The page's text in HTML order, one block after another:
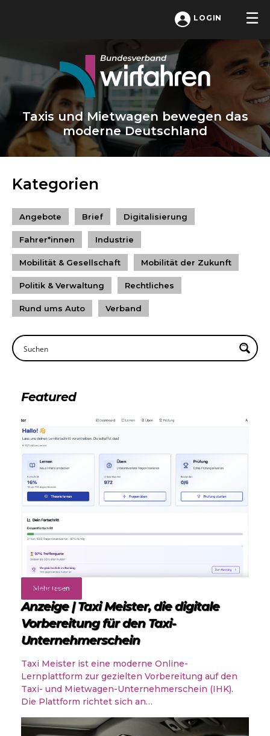
LOGIN
Taxis und Mietwagen bewegen das
moderne Deutschland
Kategorien
Angebote Brief Digitalisierung
Fahrer*innen Industrie
Mobilität & Gesellschaft Mobilität der Zukunft
Politik & Verwaltung Rechtliches
Rund ums Auto Verband
Featured
Mehr lesen
Angebote
Anzeige | Taxi Meister, die digitale
Vorbereitung für den Taxi-
Unternehmerschein
Taxi Meister ist eine moderne Online-
Lernplattform zur gezielten Vorbereitung auf den
Taxi- und Mietwagen-Unternehmerschein (IHK).
Die Plattform richtet sich an…